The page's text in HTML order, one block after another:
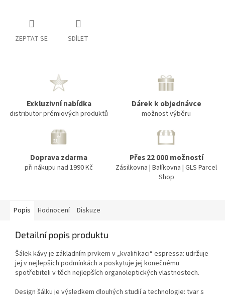
ZEPTAT SE SDÍLET
Exkluzivní nabídka
distributor prémiových produktů
Dárek k objednávce
možnost výběru
Doprava zdarma
při nákupu nad 1990 Kč
Přes 22 000 možností
Zásilkovna | Balíkovna | GLS Parcel
Shop
Popis Hodnocení Diskuze
Detailní popis produktu
Šálek kávy je základním prvkem v „kvalifikaci“ espressa: udržuje
jej v nejlepších podmínkách a poskytuje jej konečnému
spotřebiteli v těch nejlepších organoleptických vlastnostech.
Design šálku je výsledkem dlouhých studií a technologie: tvar s